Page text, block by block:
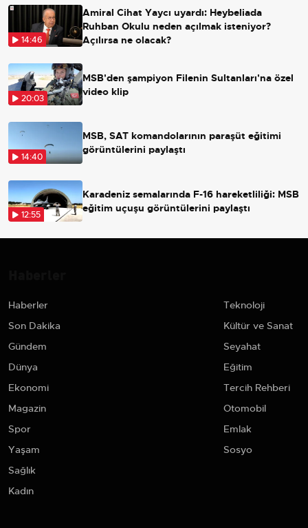
14:46
Amiral Cihat Yaycı uyardı: Heybeliada
Ruhban Okulu neden açılmak isteniyor?
Açılırsa ne olacak?
20:03
MSB'den şampiyon Filenin Sultanları'na özel
video klip
14:40
MSB, SAT komandolarının paraşüt eğitimi
görüntülerini paylaştı
12:55
Karadeniz semalarında F-16 hareketliliği: MSB
eğitim uçuşu görüntülerini paylaştı
Haberler
Son Dakika
Gündem
Dünya
Ekonomi
Magazin
Spor
Yaşam
Sağlık
Kadın
Teknoloji
Kültür ve Sanat
Seyahat
Eğitim
Tercih Rehberi
Otomobil
Emlak
Sosyo